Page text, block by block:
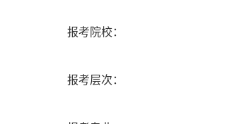
报考院校：
报考层次：